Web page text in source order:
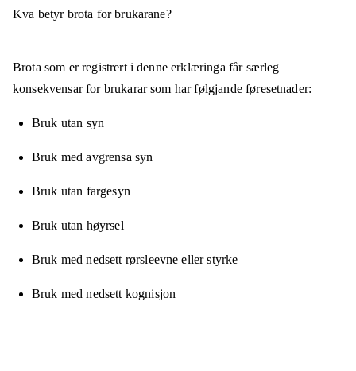
Kva betyr brota for brukarane?
Brota som er registrert i denne erklæringa får særleg
konsekvensar for brukarar som har følgjande føresetnader:
Bruk utan syn
Bruk med avgrensa syn
Bruk utan fargesyn
Bruk utan høyrsel
Bruk med nedsett rørsleevne eller styrke
Bruk med nedsett kognisjon